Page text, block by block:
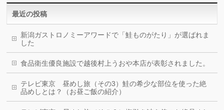
最近の投稿
新潟ガストロノミーアワードで「鮭ものがたり」が選ばれま
した
食品衛生優良施設で越後村上うおや本店が表彰されました。
テレビ東京 昼めし旅（その3）鮭の希少な部位を使った絶
品めしとは？（お昼ご飯の紹介）